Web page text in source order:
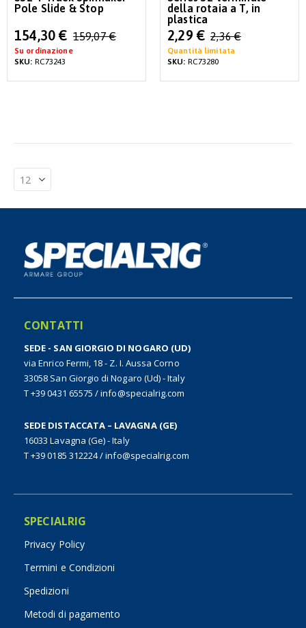
Pole Slide & Stop
Special
Price
154,30 € 159,07 €
Su ordinazione
SKU: RC73243
della rotaia a T, in
plastica
Special
Price
2,29 € 2,36 €
Quantità limitata
SKU: RC73280
CONTATTI
SEDE - SAN GIORGIO DI NOGARO (UD)
via Enrico Fermi, 18 - Z. I. Aussa Corno
33058 San Giorgio di Nogaro (Ud) - Italy
T +39 0431 65575 /info@specialrig.com
SEDE DISTACCATA – LAVAGNA (GE)
16033 Lavagna (Ge) - Italy
T +39 0185 312224/info@specialrig.com
SPECIALRIG
Privacy Policy
Termini e Condizioni
Spedizioni
Metodi di pagamento